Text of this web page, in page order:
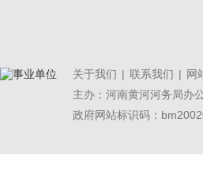
关于我们 | 联系我们 | 网
主办：河南黄河河务局办
政府网站标识码：